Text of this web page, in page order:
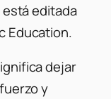
está editada
Education.
dejar
y